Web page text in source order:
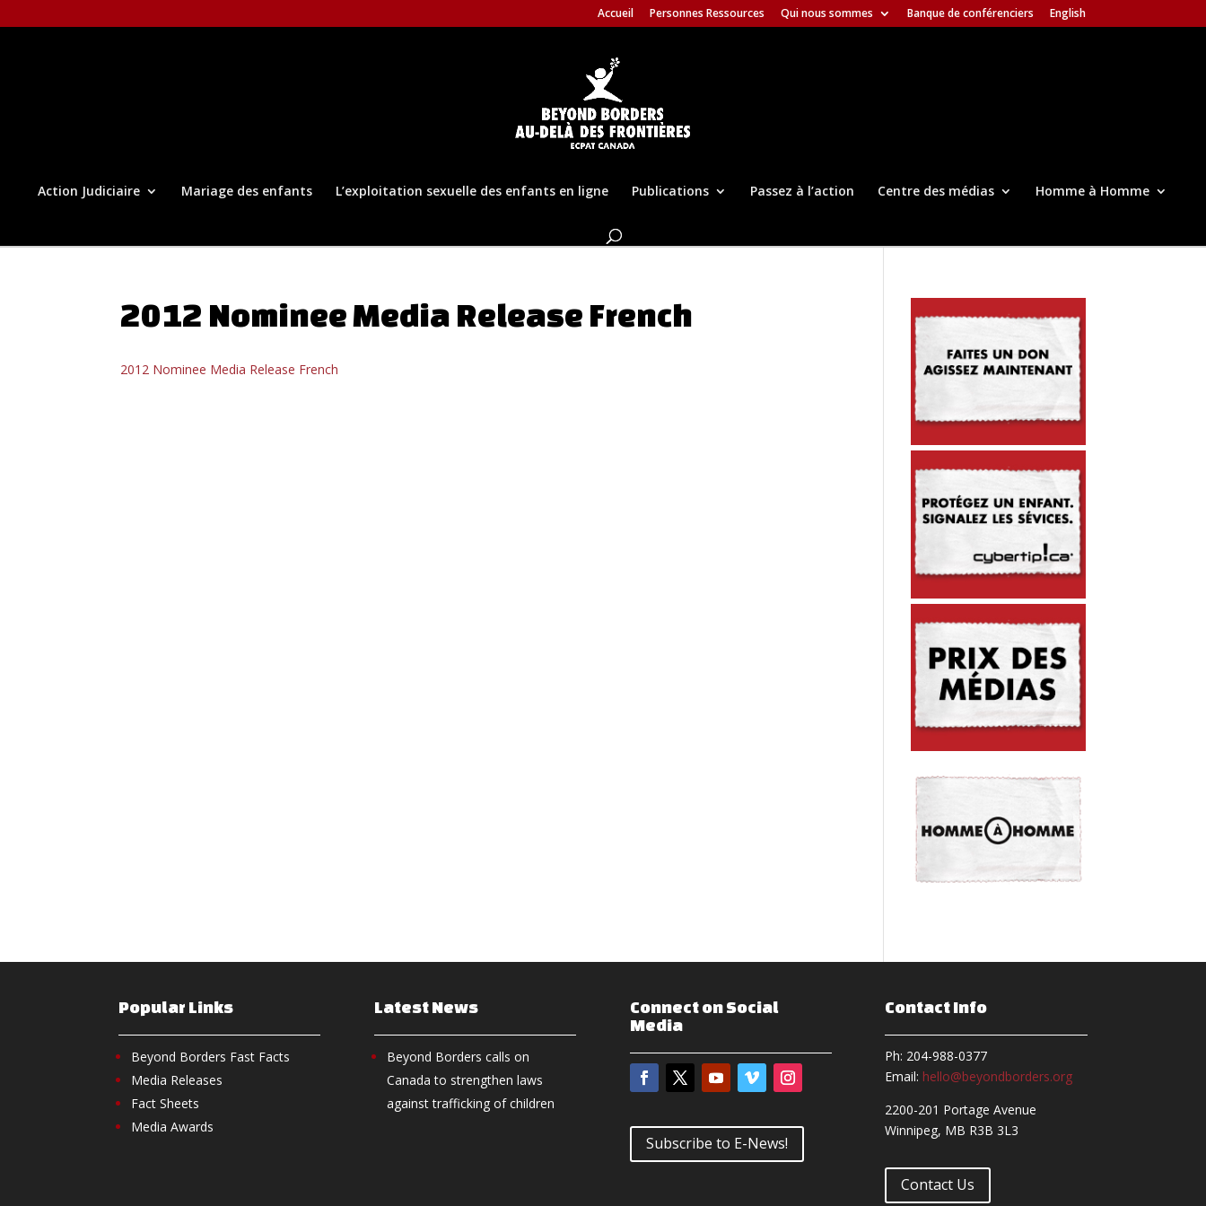
Accueil Personnes Ressources Qui nous sommes Banque de conférenciers English
Action Judiciaire Mariage des enfants L’exploitation sexuelle des enfants en ligne Publications Passez à l’action Centre des médias Homme à Homme
2012 Nominee Media Release French
2012 Nominee Media Release French
Popular Links
Beyond Borders Fast Facts
Media Releases
Fact Sheets
Media Awards
Latest News
Beyond Borders calls on
Canada to strengthen laws
against trafficking of children
Connect on Social
Media
Subscribe to E-News!
Contact Info
Ph: 204-988-0377
Email: hello@beyondborders.org
2200-201 Portage Avenue
Winnipeg, MB R3B 3L3
Contact Us